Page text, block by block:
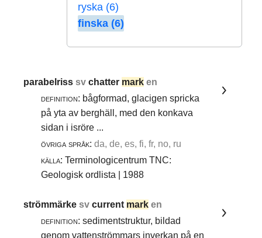
ryska (6)
finska (6)
parabelrisssvchatter mark en
definition: bågformad, glacigen spricka
på yta av berghäll, med den konkava
sidan i isröre ...
övriga språk: da, de, es, fi, fr, no, ru
källa: Terminologicentrum TNC:
Geologisk ordlista | 1988
strömmärkesvcurrent mark en
definition: sedimentstruktur, bildad
genom vattenströmmars inverkan på en